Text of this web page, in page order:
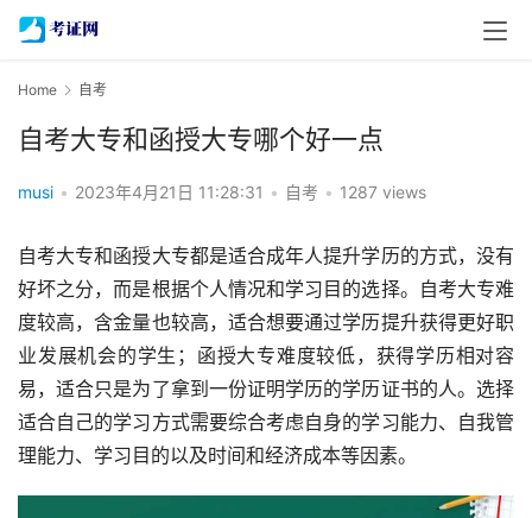
Home 自考
自考大专和函授大专哪个好一点
musi • 2023年4月21日 11:28:31 • 自考 • 1287 views
自考大专和函授大专都是适合成年人提升学历的方式，没有
好坏之分，而是根据个人情况和学习目的选择。自考大专难
度较高，含金量也较高，适合想要通过学历提升获得更好职
业发展机会的学生；函授大专难度较低，获得学历相对容
易，适合只是为了拿到一份证明学历的学历证书的人。选择
适合自己的学习方式需要综合考虑自身的学习能力、自我管
理能力、学习目的以及时间和经济成本等因素。